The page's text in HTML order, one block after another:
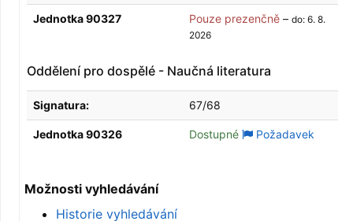
Jednotka 90327 Pouze prezenčně – do: 6. 8.
2026
Oddělení pro dospělé - Naučná literatura
Signatura: 67/68
Jednotka 90326 Dostupné Požadavek
Možnosti vyhledávání
Historie vyhledávání